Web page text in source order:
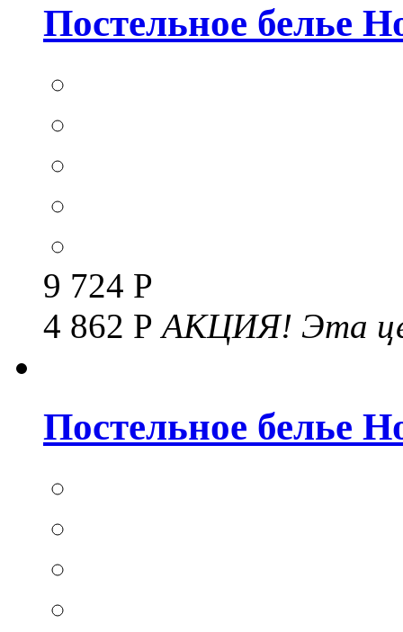
Постельное белье
9 724 Р
4 862 РАКЦИЯ! Эта
Постельное белье